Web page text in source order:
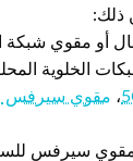
ذلك:
أو مقوي شبكة
الخلوية
، مقوي سيرفس 4G
سيرفس